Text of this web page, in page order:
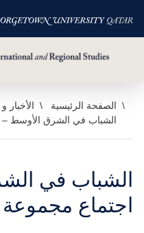
تخطي
المحتوى
الصفحة الرئيسية الأخبار
الشباب في الشرق الأوسط –
الشباب في
اجتماع مجموعة